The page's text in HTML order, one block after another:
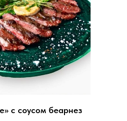
с соусом беарнез